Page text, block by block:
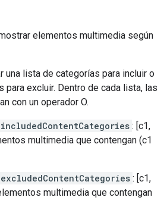
elementos multimedia según
una lista de categorías para incluir o
para excluir. Dentro de cada lista, las
con un operador O.
includedContentCategories : [c1,
multimedia que contengan (c1
excludedContentCategories : [c1,
multimedia que contengan